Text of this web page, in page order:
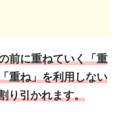
前に重ねていく「重
重ね」を利用しない
り引かれます。